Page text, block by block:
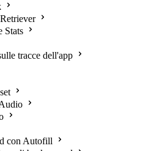
Stats
tracce dell'app
con Autofill